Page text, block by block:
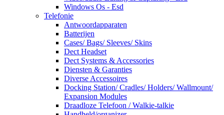
Windows Os - Esd
Telefonie
Antwoordapparaten
Batterijen
Cases/ Bags/ Sleeves/ Skins
Dect Headset
Dect Systems & Accessories
Diensten & Garanties
Diverse Accessoires
Docking Station/ Cradles/ Holders/ Wallmount/
Expansion Modules
Draadloze Telefoon / Walkie-talkie